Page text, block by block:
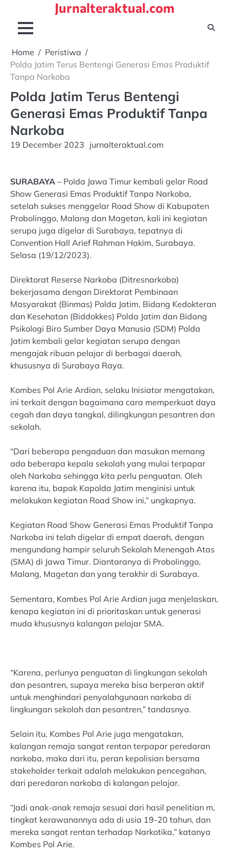
content
Jurnalteraktual.com
Home
Peristiwa
Polda Jatim Terus Bentengi Generasi Emas Produktif
Tanpa Narkoba
Polda Jatim Terus Bentengi
Generasi Emas Produktif Tanpa
Narkoba
19 December 2023 jurnalteraktual.com
SURABAYA – Polda Jawa Timur kembali gelar Road
Show Generasi Emas Produktif Tanpa Narkoba,
setelah sukses menggelar Road Show di Kabupaten
Probolinggo, Malang dan Magetan, kali ini kegiatan
serupa juga digelar di Surabaya, tepatnya di
Convention Hall Arief Rahman Hakim, Surabaya.
Selasa (19/12/2023).
Direktorat Reserse Narkoba (Ditresnarkoba)
bekerjasama dengan Direktorat Pembinaan
Masyarakat (Binmas) Polda Jatim, Bidang Kedokteran
dan Kesehatan (Biddokkes) Polda Jatim dan Bidang
Psikologi Biro Sumber Daya Manusia (SDM) Polda
Jatim kembali gelar kegiatan serupa dengan
mengajak ribuan pelajar di berbagai daerah,
khususnya di Surabaya Raya.
Kombes Pol Arie Ardian, selaku Inisiator mengatakan,
ini terkait dengan bagaimana cara memperkuat daya
cegah dan daya tangkal, dilingkungan pesantren dan
sekolah.
“Dari beberapa pengaduan dan masukan memang
ada beberapa kepala sekolah yang mulai terpapar
oleh Narkoba sehingga kita perlu penguatan. Oleh
karena itu, bapak Kapolda Jatim menginisi untuk
melakukan kegiatan Road Show ini,” ungkapnya.
Kegiatan Road Show Generasi Emas Produktif Tanpa
Narkoba ini telah digelar di empat daerah, dengan
mengundang hampir seluruh Sekolah Menengah Atas
(SMA) di Jawa Timur. Diantaranya di Probolinggo,
Malang, Magetan dan yang terakhir di Surabaya.
Sementara, Kombes Pol Arie Ardian juga menjelaskan,
kenapa kegiatan ini di prioritaskan untuk generasi
muda khususnya kalangan pelajar SMA.
“Karena, perlunya penguatan di lingkungan sekolah
dan pesantren, supaya mereka bisa berperan aktif
untuk menghindari penyalahgunaan narkoba di
lingkungan sekolah dan pesantren,” tandasnya.
Selain itu, Kombes Pol Arie juga mengatakan,
kalangan remaja sangat rentan terpapar peredaran
narkoba, maka dari itu, peran kepolisian bersama
stakeholder terkait adalah melakukan pencegahan,
dari peredaran narkoba di kalangan pelajar.
“Jadi anak-anak remaja sesuai dari hasil penelitian m,
tingkat kerawanannya ada di usia 19-20 tahun, dan
mereka sangat rentan terhadap Narkotika,” katanya
Kombes Pol Arie.